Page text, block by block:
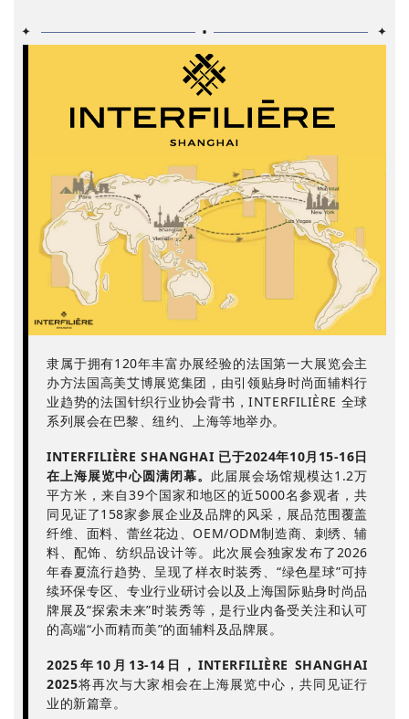
✦ • ✦
隶属于拥有120年丰富办展经验的法国第一大展览会主
办方法国高美艾博展览集团，由引领贴身时尚面辅料行
业趋势的法国针织行业协会背书，INTERFILIÈRE 全球
系列展会在巴黎、纽约、上海等地举办。
INTERFILIÈRE SHANGHAI 已于2024年10月15-16日
在上海展览中心圆满闭幕。 此届展会场馆规模达1.2万
平方米，来自39个国家和地区的近5000名参观者，共
同见证了158家参展企业及品牌的风采，展品范围覆盖
纤维、面料、蕾丝花边、OEM/ODM制造商、刺绣、辅
料、配饰、纺织品设计等。此次展会独家发布了2026
年春夏流行趋势、呈现了样衣时装秀、“绿色星球”可持
续环保专区、专业行业研讨会以及上海国际贴身时尚品
牌展及“探索未来”时装秀等，是行业内备受关注和认可
的高端“小而精而美”的面辅料及品牌展。
2025年10月13-14日，INTERFILIÈRE SHANGHAI
2025将再次与大家相会在上海展览中心，共同见证行
业的新篇章。